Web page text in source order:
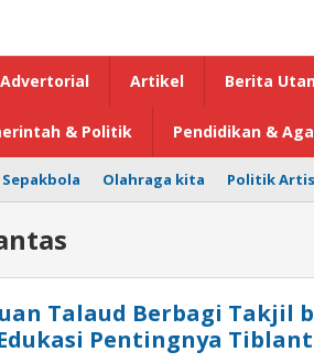
Advertorial Artikel Berita
& Politik Pendidikan &
Sepakbola Olahraga kita Politik Artis
Talaud Berbagi Takjil
Pentingnya